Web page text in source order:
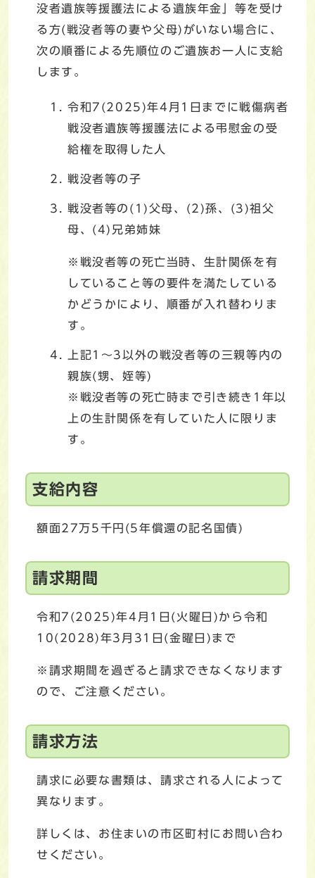
没者遺族等援護法による遺族年金」等を受け
る方(戦没者等の妻や父母)がいない場合に、
次の順番による先順位のご遺族お一人に支給
します。
令和7(2025)年4月1日までに戦傷病者
戦没者遺族等援護法による弔慰金の受
給権を取得した人
戦没者等の子
戦没者等の(1)父母、(2)孫、(3)祖父
母、(4)兄弟姉妹
※戦没者等の死亡当時、生計関係を有
していること等の要件を満たしている
かどうかにより、順番が入れ替わりま
す。
上記1～3以外の戦没者等の三親等内の
親族(甥、姪等)
※戦没者等の死亡時まで引き続き1年以
上の生計関係を有していた人に限りま
す。
支給内容
額面27万5千円(5年償還の記名国債)
請求期間
令和7(2025)年4月1日(火曜日)から令和
10(2028)年3月31日(金曜日)まで
※請求期間を過ぎると請求できなくなります
ので、ご注意ください。
請求方法
請求に必要な書類は、請求される人によって
異なります。
詳しくは、お住まいの市区町村にお問い合わ
せください。